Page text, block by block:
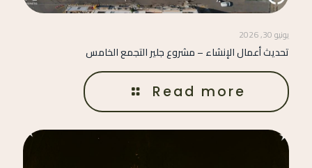
يونيو 30, 2026
تحديث أعمال الإنشاء – مشروع جلير التجمع الخامس
Read more